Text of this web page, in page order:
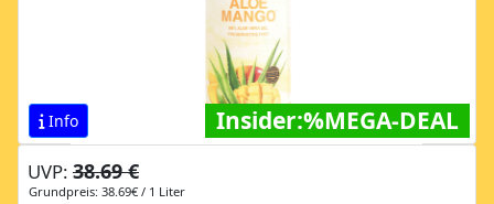
Info Insider:%MEGA-DEAL
UVP: 38.69 €
Grundpreis: 38.69€ / 1 Liter